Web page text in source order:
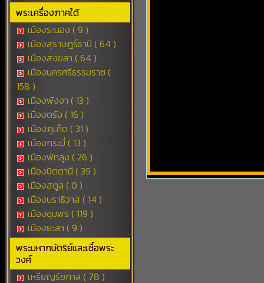
พระเครื่องภาคใต้
เมืองระนอง ( 9 )
เมืองสุราษฎร์ธานี ( 64 )
เมืองสงขลา ( 64 )
เมืองนครศรีธรรมราช (
158 )
เมืองพังงา ( 13 )
เมืองตรัง ( 16 )
เมืองภูเก็ต ( 31 )
เมืองกระบี่ ( 13 )
เมืองพัทลุง ( 26 )
เมืองปัตตานี ( 39 )
เมืองสตูล ( 0 )
เมืองนราธิวาส ( 14 )
เมืองชุมพร ( 119 )
เมืองยะลา ( 9 )
พระมหากษัตริย์และเชื้อพระ
วงศ์
เหรียญรัชกาล ( 78 )